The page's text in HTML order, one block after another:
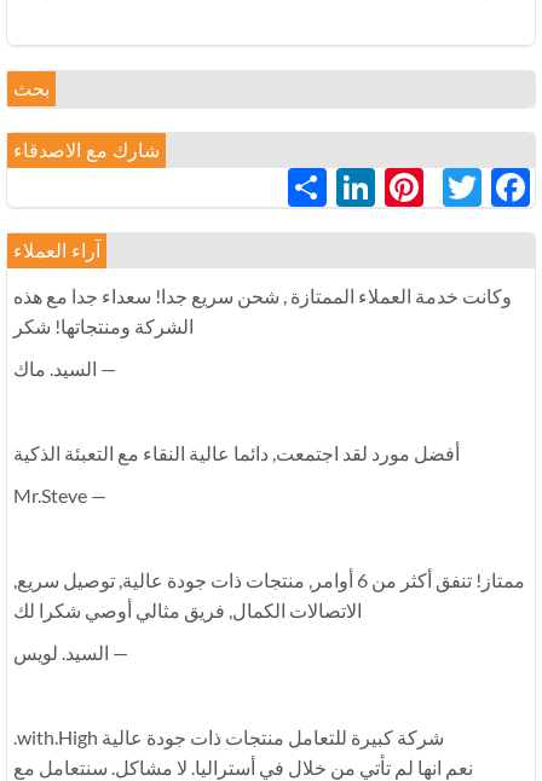
بحث
شارك مع الاصدقاء
Facebook
Twitter
Pinterest
LinkedIn
分
享
آراء العملاء
وكانت خدمة العملاء الممتازة , شحن سريع جدا! سعداء جدا مع هذه
الشركة ومنتجاتها! شكر
— السيد. ماك
أفضل مورد لقد اجتمعت, دائما عالية النقاء مع التعبئة الذكية
— Mr.Steve
ممتاز! تنفق أكثر من 6 أوامر, منتجات ذات جودة عالية, توصيل سريع,
الاتصالات الكمال, فريق مثالي أوصي شكرا لك
— السيد. لويس
شركة كبيرة للتعامل منتجات ذات جودة عالية with.High.
نعم انها لم تأتي من خلال في أستراليا. لا مشاكل. سنتعامل مع